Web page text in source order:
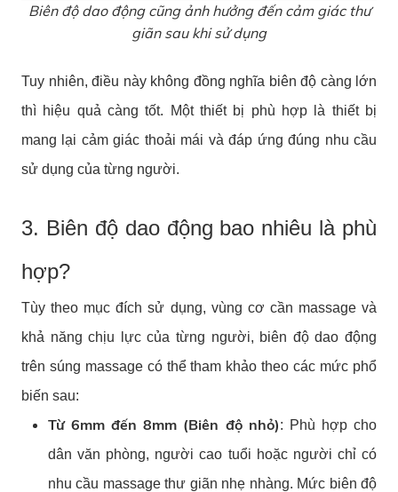
Biên độ dao động cũng ảnh hưởng đến cảm giác thư
giãn sau khi sử dụng
Tuy nhiên, điều này không đồng nghĩa biên độ càng lớn
thì hiệu quả càng tốt. Một thiết bị phù hợp là thiết bị
mang lại cảm giác thoải mái và đáp ứng đúng nhu cầu
sử dụng của từng người.
3. Biên độ dao động bao nhiêu là phù
hợp?
Tùy theo mục đích sử dụng, vùng cơ cần massage và
khả năng chịu lực của từng người, biên độ dao động
trên súng massage có thể tham khảo theo các mức phổ
biến sau:
Từ 6mm đến 8mm (Biên độ nhỏ): Phù hợp cho
dân văn phòng, người cao tuổi hoặc người chỉ có
nhu cầu massage thư giãn nhẹ nhàng. Mức biên độ